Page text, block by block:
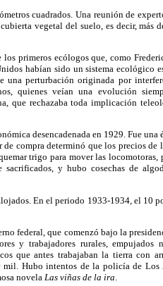
cuadrados. Una reunión de
vegetal del suelo, es decir, más
primeros ecólogos que, como
habían sido un sistema ecológico
una perturbación originada por
quienes veían una evolución
que rechazaba toda implicación
desencadenada en 1929. Fue una
compra determinó que los precios de
trigo para mover las locomotoras,
y hubo cosechas de
En el periodo 1933-1934, el 10
federal, que comenzó bajo la
y trabajadores rurales, empujados
que antes trabajaban la tierra con
Hubo intentos de la policía de Los
novela Las viñas de la ira